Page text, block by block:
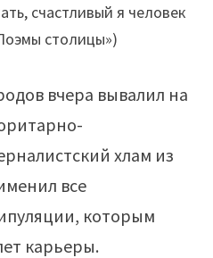
счастливый я человек
столицы»)
вчера вывалил на
хлам из
все
которым
карьеры.